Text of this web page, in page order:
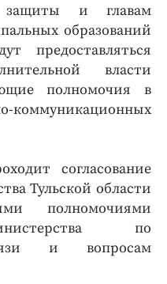
защиты и главам
образований
предоставляться
власти
полномочия в
согласование
Тульской области
полномочиями
по
и вопросам